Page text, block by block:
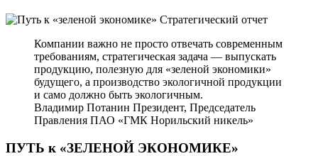
Стратегический отчет
Компании важно не просто отвечать современным
требованиям, стратегическая задача — выпускать
продукцию, полезную для «зеленой экономики»
будущего, а производство экологичной продукции
и само должно быть экологичным.
Владимир Потанин Президент, Председатель
Правления ПАО «ГМК Норильский никель»
ПУТЬ к «ЗЕЛЕНОЙ ЭКОНОМИКЕ»